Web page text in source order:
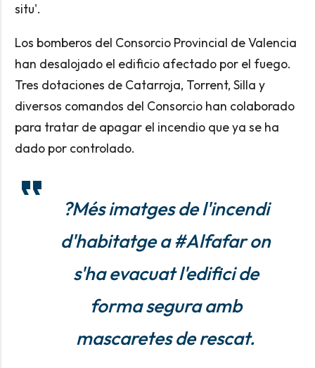
situ'.
Los bomberos del Consorcio Provincial de Valencia
han desalojado el edificio afectado por el fuego.
Tres dotaciones de Catarroja, Torrent, Silla y
diversos comandos del Consorcio han colaborado
para tratar de apagar el incendio que ya se ha
dado por controlado.
?Més imatges de l'incendi
d'habitatge a#Alfafaron
s'ha evacuat l'edifici de
forma segura amb
mascaretes de rescat.